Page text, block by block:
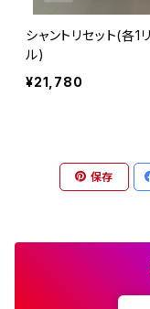
シャントリセット(各1
ル)
¥21,780
保存